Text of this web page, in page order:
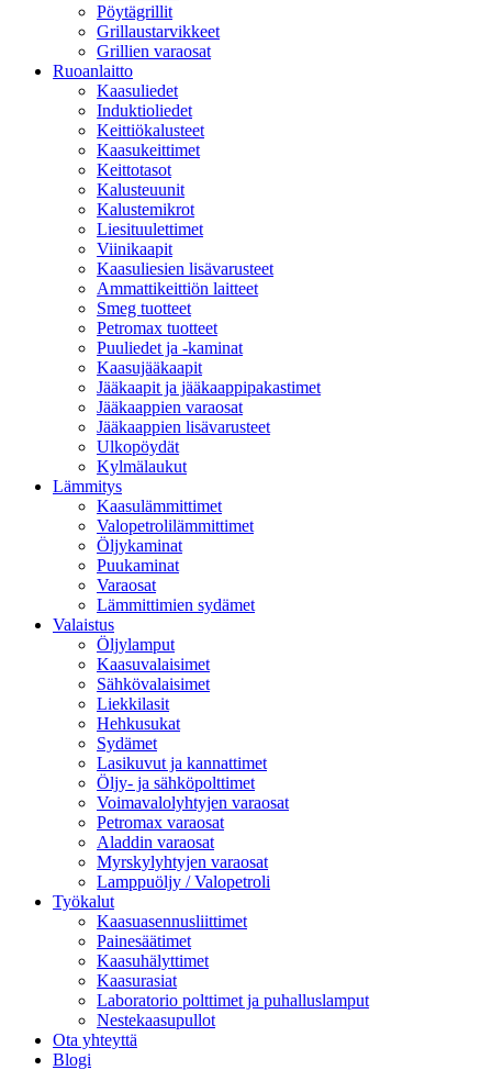
Pöytägrillit
Grillaustarvikkeet
Grillien varaosat
Ruoanlaitto
Kaasuliedet
Induktioliedet
Keittiökalusteet
Kaasukeittimet
Keittotasot
Kalusteuunit
Kalustemikrot
Liesituulettimet
Viinikaapit
Kaasuliesien lisävarusteet
Ammattikeittiön laitteet
Smeg tuotteet
Petromax tuotteet
Puuliedet ja -kaminat
Kaasujääkaapit
Jääkaapit ja jääkaappipakastimet
Jääkaappien varaosat
Jääkaappien lisävarusteet
Ulkopöydät
Kylmälaukut
Lämmitys
Kaasulämmittimet
Valopetrolilämmittimet
Öljykaminat
Puukaminat
Varaosat
Lämmittimien sydämet
Valaistus
Öljylamput
Kaasuvalaisimet
Sähkövalaisimet
Liekkilasit
Hehkusukat
Sydämet
Lasikuvut ja kannattimet
Öljy- ja sähköpolttimet
Voimavalolyhtyjen varaosat
Petromax varaosat
Aladdin varaosat
Myrskylyhtyjen varaosat
Lamppuöljy / Valopetroli
Työkalut
Kaasuasennusliittimet
Painesäätimet
Kaasuhälyttimet
Kaasurasiat
Laboratorio polttimet ja puhalluslamput
Nestekaasupullot
Ota yhteyttä
Blogi